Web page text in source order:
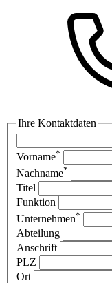
Ihre Kontaktdaten
Vorname*
Nachname*
Titel
Funktion
Unternehmen*
Abteilung
Anschrift
PLZ
Ort